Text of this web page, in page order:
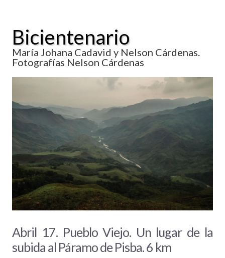
Bicientenario
María Johana Cadavid y Nelson Cárdenas.
Fotografías Nelson Cárdenas
Abril 17. Pueblo Viejo. Un lugar de la
subida al Páramo de Pisba. 6 km